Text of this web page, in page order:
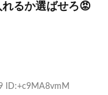
るか選ばせろ😡
ID:+c9MA8vmM